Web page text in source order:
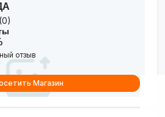
кейсе-чемодане
— удобно брать в школу или в
отзыв
Магазин